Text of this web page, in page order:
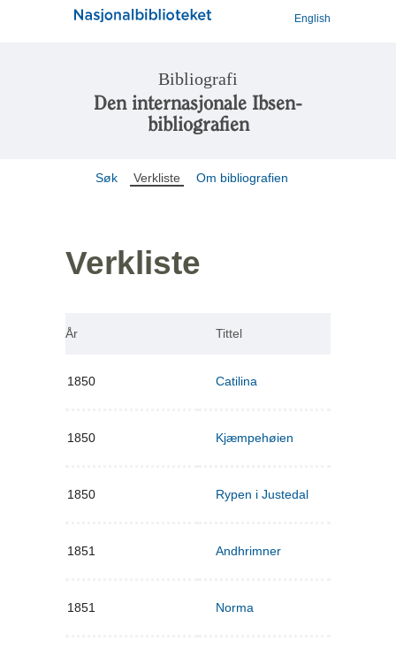
English
Bibliografi
Den internasjonale Ibsen-
bibliografien
Søk Verkliste Om bibliografien
Verkliste
År Tittel
1850 Catilina
1850 Kjæmpehøien
1850 Rypen i Justedal
1851 Andhrimner
1851 Norma